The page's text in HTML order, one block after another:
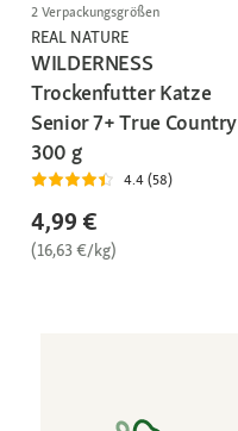
2 Verpackungsgrößen
REAL NATURE
WILDERNESS
Trockenfutter Katze
Senior 7+ True Country
300 g
4.4 (58)
4,99 €
(16,63 €/kg)